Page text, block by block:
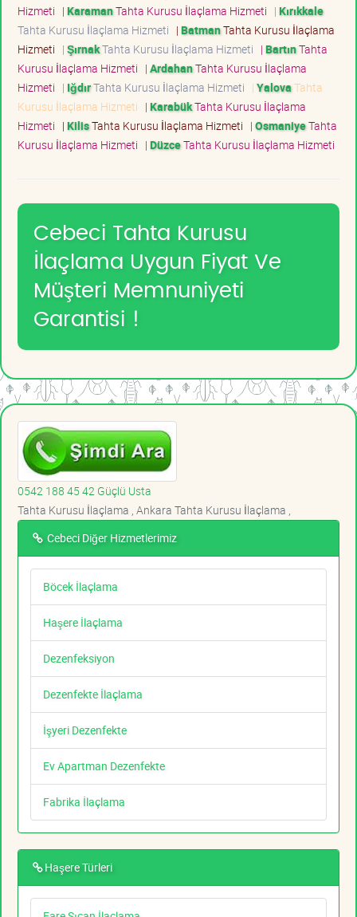
Hizmeti | KaramanTahta Kurusu İlaçlama Hizmeti | Kırıkkale
Tahta Kurusu İlaçlama Hizmeti | BatmanTahta Kurusu İlaçlama
Hizmeti | ŞırnakTahta Kurusu İlaçlama Hizmeti | BartınTahta
Kurusu İlaçlama Hizmeti | ArdahanTahta Kurusu İlaçlama
Hizmeti | IğdırTahta Kurusu İlaçlama Hizmeti | YalovaTahta
Kurusu İlaçlama Hizmeti | KarabükTahta Kurusu İlaçlama
Hizmeti | KilisTahta Kurusu İlaçlama Hizmeti | OsmaniyeTahta
Kurusu İlaçlama Hizmeti | DüzceTahta Kurusu İlaçlama Hizmeti
Cebeci Tahta Kurusu
İlaçlama Uygun Fiyat Ve
Müşteri Memnuniyeti
Garantisi !
0542 188 45 42 Güçlü Usta
Tahta Kurusu İlaçlama , Ankara Tahta Kurusu İlaçlama ,
Cebeci Diğer Hizmetlerimiz
Böcek İlaçlama
Haşere İlaçlama
Dezenfeksiyon
Dezenfekte İlaçlama
İşyeri Dezenfekte
Ev Apartman Dezenfekte
Fabrika İlaçlama
Haşere Türleri